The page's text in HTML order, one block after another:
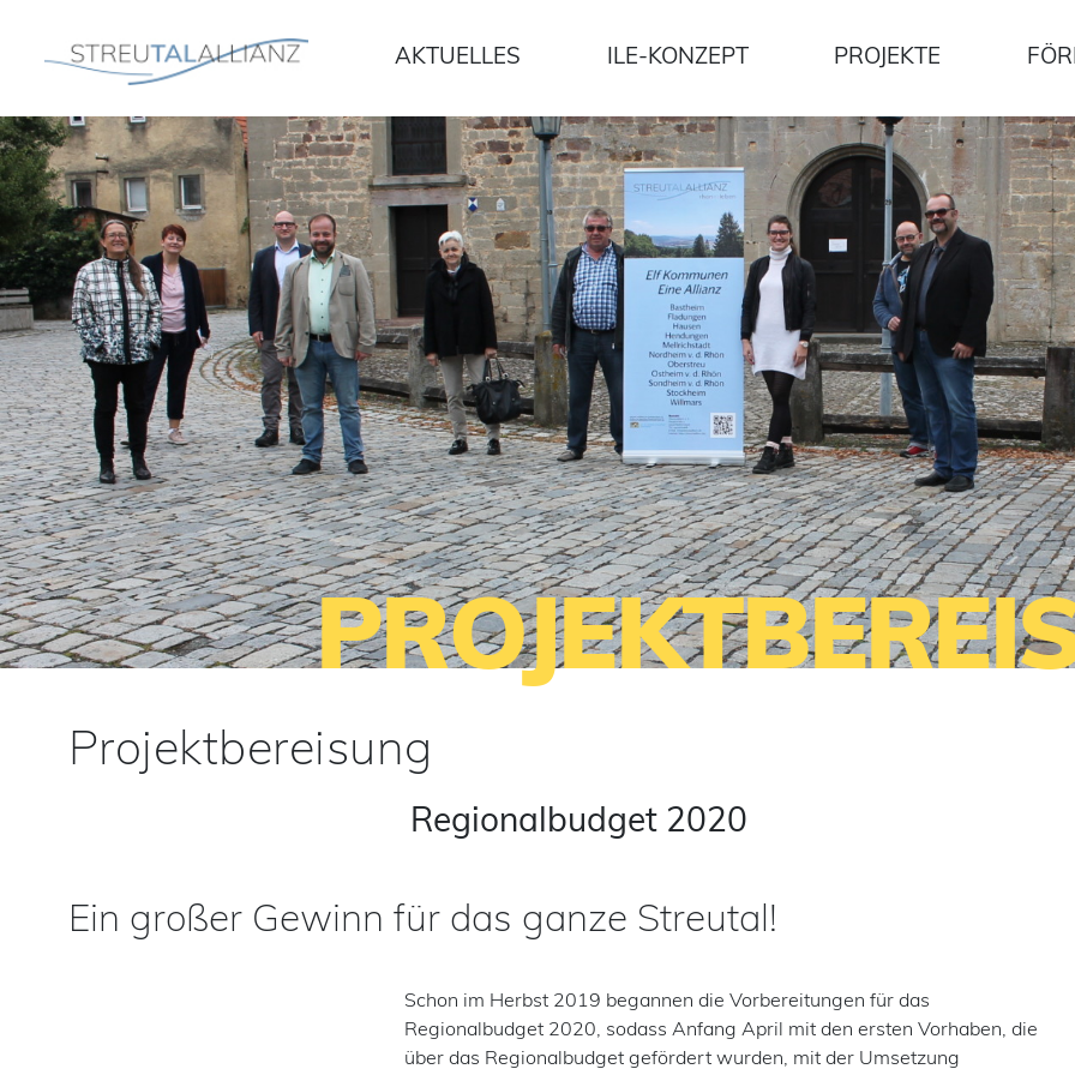
AKTUELLES ILE-KONZEPT PROJEKTE
Projektbereisung
Regionalbudget 2020
Ein großer Gewinn für das ganze Streutal!
Schon im Herbst 2019 begannen die Vorbereitungen für das
Regionalbudget 2020, sodass Anfang April mit den ersten Vorhaben, die
über das Regionalbudget gefördert wurden, mit der Umsetzung